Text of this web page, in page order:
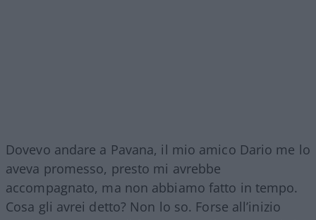
Dovevo andare a Pavana, il mio amico Dario me lo
aveva promesso, presto mi avrebbe
accompagnato, ma non abbiamo fatto in tempo.
Cosa gli avrei detto? Non lo so. Forse all’inizio